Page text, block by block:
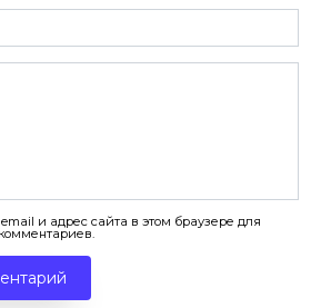
и адрес сайта в этом браузере для